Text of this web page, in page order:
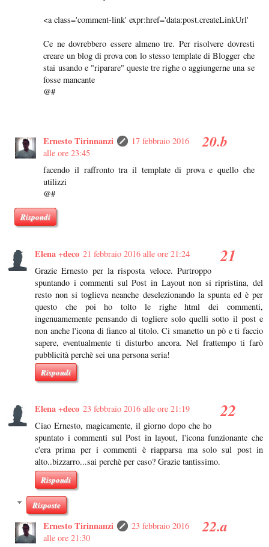
<a class='comment-link' expr:href='data:post.createLinkUrl'
Ce ne dovrebbero essere almeno tre. Per risolvere dovresti
creare un blog di prova con lo stesso template di Blogger che
stai usando e "riparare" queste tre righe o aggiungerne una se
fosse mancante
@#
Ernesto Tirinnanzi
17 febbraio 2016
alle ore 23:45
facendo il raffronto tra il template di prova e quello che
utilizzi
@#
Rispondi
Elena +deco 21 febbraio 2016 alle ore 21:24
Grazie Ernesto per la risposta veloce. Purtroppo
spuntando i commenti sul Post in Layout non si ripristina, del
resto non si toglieva neanche deselezionando la spunta ed è per
questo che poi ho tolto le righe html dei commenti,
ingenuamemente pensando di togliere solo quelli sotto il post e
non anche l'icona di fianco al titolo. Ci smanetto un pò e ti faccio
sapere, eventualmente ti disturbo ancora. Nel frattempo ti farò
pubblicità perchè sei una persona seria!
Rispondi
Elena +deco 23 febbraio 2016 alle ore 21:19
Ciao Ernesto, magicamente, il giorno dopo che ho
spuntato i commenti sul Post in layout, l'icona funzionante che
c'era prima per i commenti è riapparsa ma solo sul post in
alto..bizzarro...sai perchè per caso? Grazie tantissimo.
Rispondi
Risposte
Ernesto Tirinnanzi
23 febbraio 2016
alle ore 21:30